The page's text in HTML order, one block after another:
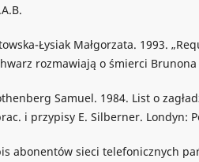
Łysiak Małgorzata. 1993.
rozmawiają o śmierci Brunona
Samuel. 1984. List o
i przypisy E. Silberner. Londyn:
abonentów sieci telefonicznych